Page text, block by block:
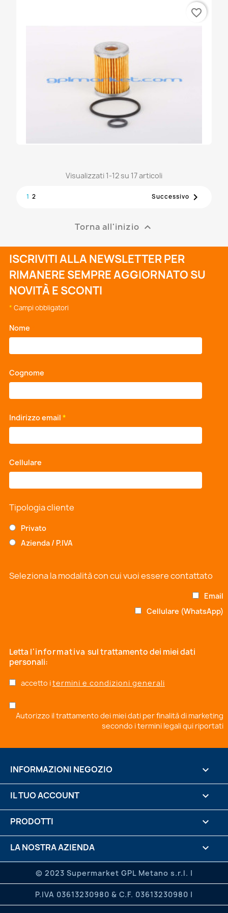
57,95 €
favorite_border
Visualizzati 1-12 su 17 articoli
1 2 Successivo 
Torna all'inizio 
ISCRIVITI ALLA NEWSLETTER PER
RIMANERE SEMPRE AGGIORNATO SU
NOVITÀ E SCONTI
* Campi obbligatori
Nome
Cognome
Indirizzo email *
Cellulare
Tipologia cliente
Privato
Azienda / P.IVA
Seleziona la modalità con cui vuoi essere contattato
Email
Cellulare (WhatsApp)
Letta l'informativa sul trattamento dei miei dati
personali:
accetto itermini e condizioni generali
Autorizzo il trattamento dei miei dati per finalità di marketing
secondo itermini legali qui riportati
PRODOTTI 
LA NOSTRA AZIENDA 
.
© 2023 Supermarket GPL Metano s.r.l. |
P.IVA 03613230980 & C.F. 03613230980 |
IL TUO ACCOUNT 
INFORMAZIONI NEGOZIO keyboard_arrow_down